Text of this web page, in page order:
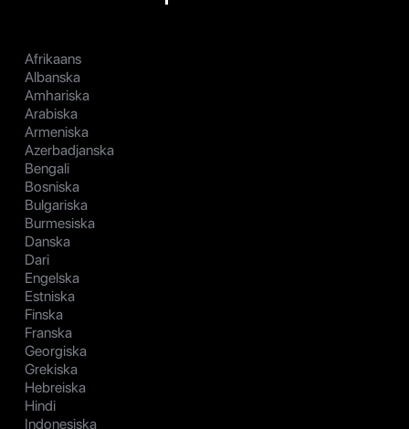
Afrikaans
Albanska
Amhariska
Arabiska
Armeniska
Azerbadjanska
Bengali
Bosniska
Bulgariska
Burmesiska
Danska
Dari
Engelska
Estniska
Finska
Franska
Georgiska
Grekiska
Hebreiska
Hindi
Indonesiska